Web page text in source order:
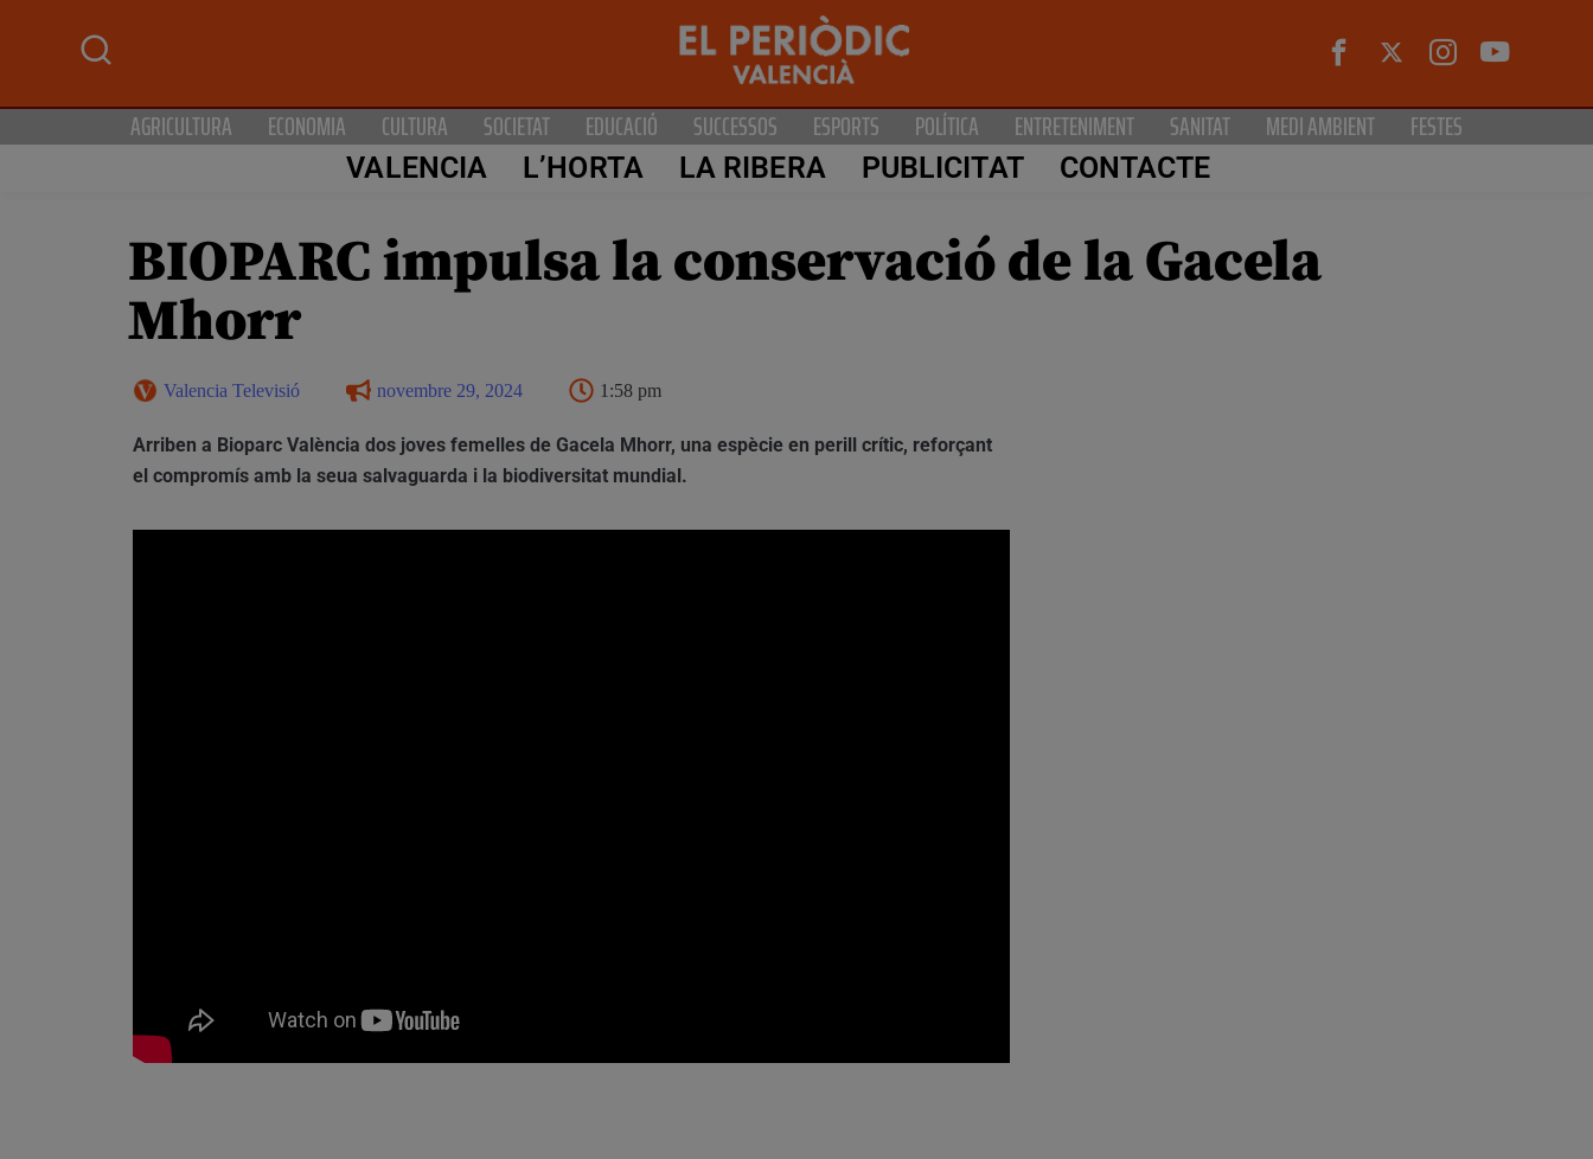
AGRICULTURA ECONOMIA CULTURA SOCIETAT EDUCACIÓ SUCCESSOS ESPORTS POLÍTICA ENTRETENIMENT SANITAT MEDI AMBIENT FESTES
VALENCIA L’HORTA LA RIBERA PUBLICITAT CONTACTE
BIOPARC impulsa la conservació de la Gacela
Mhorr
Valencia Televisió novembre 29, 2024 1:58 pm
Arriben a Bioparc València dos joves femelles de Gacela Mhorr, una espècie en perill crític, reforçant
el compromís amb la seua salvaguarda i la biodiversitat mundial.